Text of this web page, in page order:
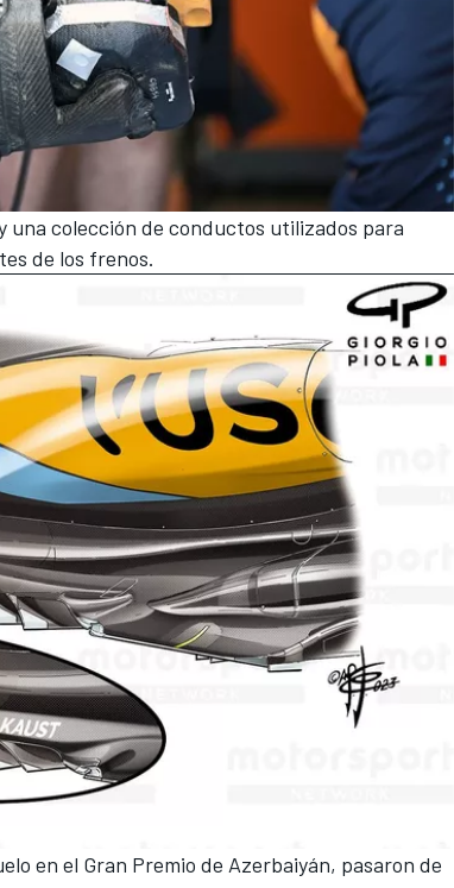
una colección de conductos utilizados para
de los frenos.
en el Gran Premio de Azerbaiyán, pasaron de